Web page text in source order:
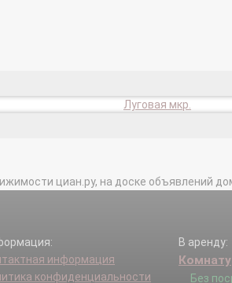
Луговая мкр.
циан.ру, на доске объявлений
информация
конфиденциальности
В аренду:
Комнату
Без